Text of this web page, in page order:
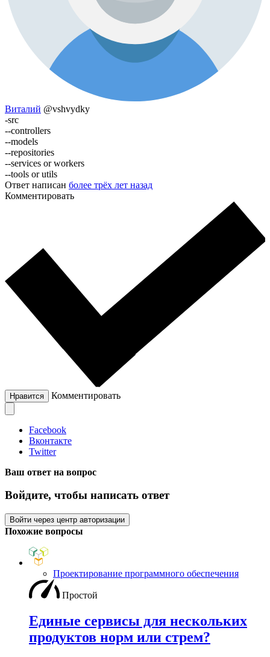
Виталий @vshvydky
-src
--controllers
--models
--repositories
--services or workers
--tools or utils
Ответ написан более трёх лет назад
Комментировать
Нравится Комментировать
Facebook
Вконтакте
Twitter
Ваш ответ на вопрос
Войдите, чтобы написать ответ
Войти через центр авторизации
Похожие вопросы
Проектирование программного обеспечения
Простой
Единые сервисы для нескольких
продуктов норм или стрем?